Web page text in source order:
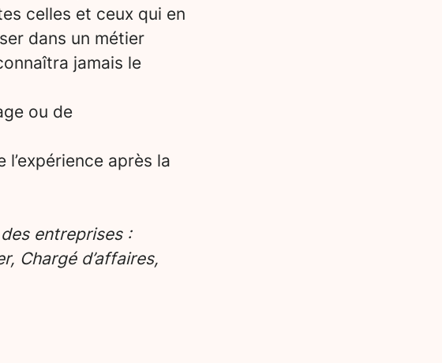
celles et ceux qui en
dans un métier
jamais le
ou de
après la
entreprises :
Chargé d’affaires,